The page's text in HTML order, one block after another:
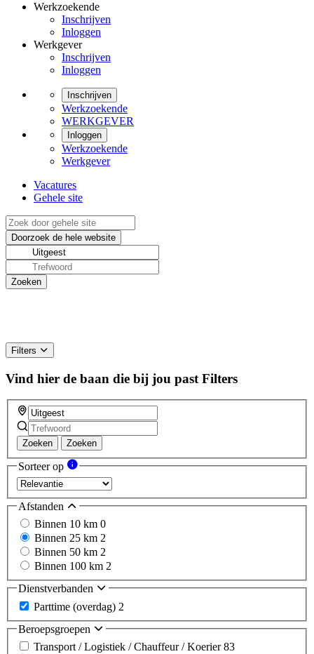
Werkzoekende
Inschrijven
Inloggen
Werkgever
Inschrijven
Inloggen
Inschrijven
Werkzoekende
WERKGEVER
Inloggen
Werkzoekende
Werkgever
Vacatures
Gehele site
Filters
Vind hier de baan die bij jou past Filters
Zoeken Zoeken
Sorteer op
Afstanden
Binnen 10 km 0
Binnen 25 km 2
Binnen 50 km 2
Binnen 100 km 2
Dienstverbanden
Parttime (overdag) 2
Beroepsgroepen
Transport / Logistiek / Chauffeur / Koerier83